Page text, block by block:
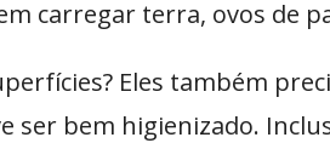
carregar terra, ovos de
Eles também
ser bem higienizado.